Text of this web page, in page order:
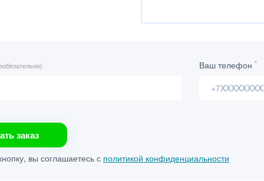
Ваш телефон *
заказ
вы соглашаетесь с политикой конфиденциальности